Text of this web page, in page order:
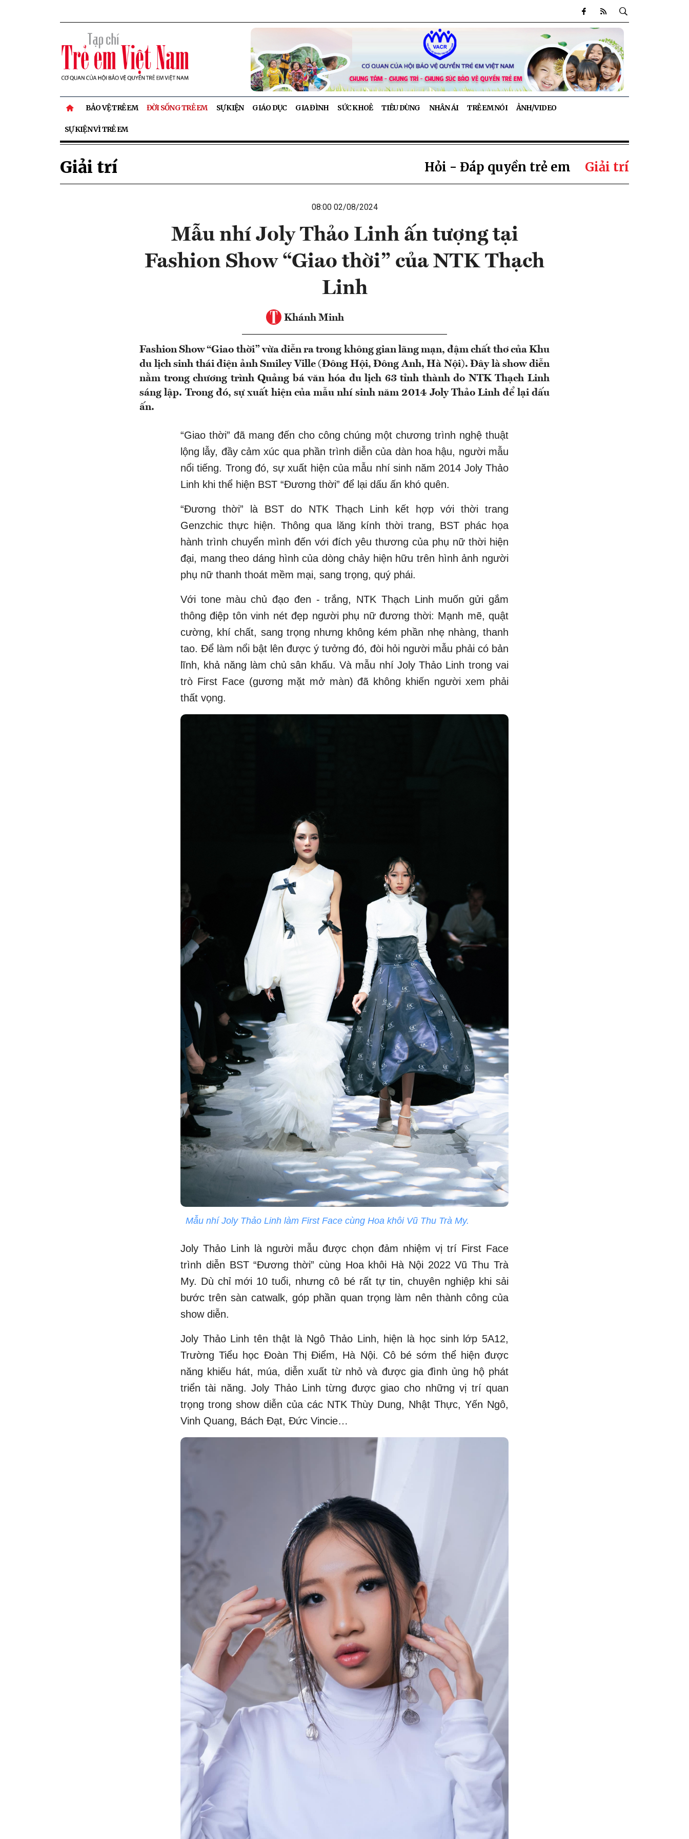
BẢO VỆ TRẺ EM ĐỜI SỐNG TRẺ EM SỰ KIỆN GIÁO DỤC GIA ĐÌNH SỨC KHOẺ TIÊU DÙNG NHÂN ÁI TRẺ EM NÓI ẢNH/VIDEO
SỰ KIỆN VÌ TRẺ EM
Giải trí Hỏi - Đáp quyền trẻ em Giải trí
08:00 02/08/2024
Mẫu nhí Joly Thảo Linh ấn tượng tại
Fashion Show “Giao thời” của NTK Thạch
Linh
Khánh Minh
Fashion Show “Giao thời” vừa diễn ra trong không gian lãng mạn, đậm chất thơ của Khu
du lịch sinh thái điện ảnh Smiley Ville (Đông Hội, Đông Anh, Hà Nội). Đây là show diễn
nằm trong chương trình Quảng bá văn hóa du lịch 63 tỉnh thành do NTK Thạch Linh
sáng lập. Trong đó, sự xuất hiện của mẫu nhí sinh năm 2014 Joly Thảo Linh để lại dấu
ấn.
“Giao thời” đã mang đến cho công chúng một chương trình nghệ thuật
lộng lẫy, đầy cảm xúc qua phần trình diễn của dàn hoa hậu, người mẫu
nổi tiếng. Trong đó, sự xuất hiện của mẫu nhí sinh năm 2014 Joly Thảo
Linh khi thể hiện BST “Đương thời” để lại dấu ấn khó quên.
“Đương thời” là BST do NTK Thạch Linh kết hợp với thời trang
Genzchic thực hiện. Thông qua lăng kính thời trang, BST phác họa
hành trình chuyển mình đến với đích yêu thương của phụ nữ thời hiện
đại, mang theo dáng hình của dòng chảy hiện hữu trên hình ảnh người
phụ nữ thanh thoát mềm mại, sang trọng, quý phái.
Với tone màu chủ đạo đen - trắng, NTK Thạch Linh muốn gửi gắm
thông điệp tôn vinh nét đẹp người phụ nữ đương thời: Mạnh mẽ, quật
cường, khí chất, sang trọng nhưng không kém phần nhẹ nhàng, thanh
tao. Để làm nổi bật lên được ý tưởng đó, đòi hỏi người mẫu phải có bản
lĩnh, khả năng làm chủ sân khấu. Và mẫu nhí Joly Thảo Linh trong vai
trò First Face (gương mặt mở màn) đã không khiến người xem phải
thất vọng.
Mẫu nhí Joly Thảo Linh làm First Face cùng Hoa khôi Vũ Thu Trà My.
Joly Thảo Linh là người mẫu được chọn đảm nhiệm vị trí First Face
trình diễn BST “Đương thời” cùng Hoa khôi Hà Nội 2022 Vũ Thu Trà
My. Dù chỉ mới 10 tuổi, nhưng cô bé rất tự tin, chuyên nghiệp khi sải
bước trên sàn catwalk, góp phần quan trọng làm nên thành công của
show diễn.
Joly Thảo Linh tên thật là Ngô Thảo Linh, hiện là học sinh lớp 5A12,
Trường Tiểu học Đoàn Thị Điểm, Hà Nội. Cô bé sớm thể hiện được
năng khiếu hát, múa, diễn xuất từ nhỏ và được gia đình ủng hộ phát
triển tài năng. Joly Thảo Linh từng được giao cho những vị trí quan
trọng trong show diễn của các NTK Thùy Dung, Nhật Thực, Yến Ngô,
Vinh Quang, Bách Đạt, Đức Vincie…